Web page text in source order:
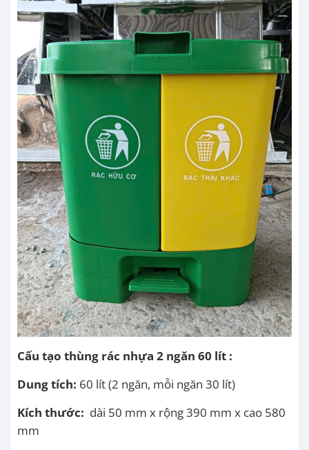
Cấu tạo thùng rác nhựa 2 ngăn 60 lít :
Dung tích: 60 lít (2 ngăn, mỗi ngăn 30 lít)
Kích thước: dài 50 mm x rộng 390 mm x cao 580
mm